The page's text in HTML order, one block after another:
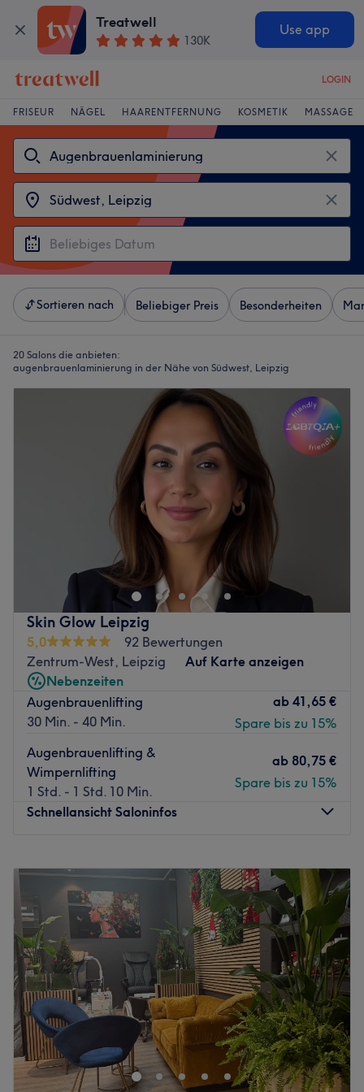
Treatwell
130K
Use app
LOGIN
FRISEUR NÄGEL HAARENTFERNUNG KOSMETIK MASSAGE
Sortieren nach Beliebiger Preis Besonderheiten
20 Salons die anbieten:
augenbrauenlaminierung in der Nähe von Südwest, Leipzig
Skin Glow Leipzig
5,0
92 Bewertungen
Zentrum-West, Leipzig
Auf Karte anzeigen
Nebenzeiten
Augenbrauenlifting
30 Min. - 40 Min.
ab 41,65 €
Spare bis zu 15%
Augenbrauenlifting &
Wimpernlifting
1 Std. - 1 Std. 10 Min.
ab 80,75 €
Spare bis zu 15%
Schnellansicht Saloninfos
Dienstag
09:00–14:00
Mittwoch
09:00– 19:00
Donnerstag
09:00 –19:00
Freitag
09:00–19:00
Samstag
13:00 – 17:00
Sonntag
Geschlossen
Im Kosmetikstudio Skin Glow in Leipzig, Zentrum-West
dreht sich alles um deine natürliche Schönheit. Mit
modernsten Behandlungsmethoden, hochwertigen
Pflegeprodukten und einer persönlichen Beratung sorgt